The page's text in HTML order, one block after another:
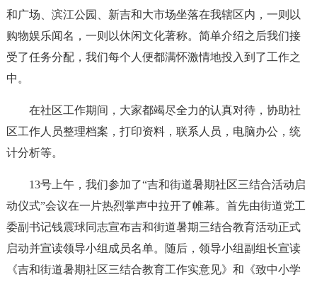
和广场、滨江公园、新吉和大市场坐落在我辖区内，一则以
购物娱乐闻名，一则以休闲文化著称。简单介绍之后我们接
受了任务分配，我们每个人便都满怀激情地投入到了工作之
中。
在社区工作期间，大家都竭尽全力的认真对待，协助社
区工作人员整理档案，打印资料，联系人员，电脑办公，统
计分析等。
13号上午，我们参加了“吉和街道暑期社区三结合活动启
动仪式”会议在一片热烈掌声中拉开了帷幕。首先由街道党工
委副书记钱震球同志宣布吉和街道暑期三结合教育活动正式
启动并宣读领导小组成员名单。随后，领导小组副组长宣读
《吉和街道暑期社区三结合教育工作实意见》和《致中小学